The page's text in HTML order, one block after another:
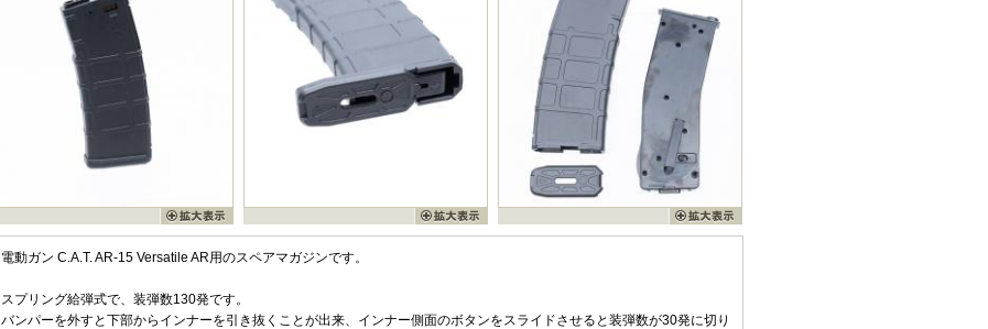
電動ガン C.A.T. AR-15 Versatile AR用のスペアマガジンです。
スプリング給弾式で、装弾数130発です。
バンパーを外すと下部からインナーを引き抜くことが出来、インナー側面のボタンをスライドさせると装弾数が30発に切り